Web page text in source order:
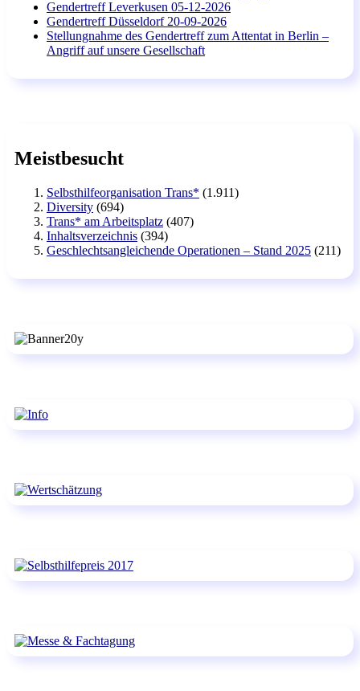
Gendertreff Leverkusen 05-12-2026
Gendertreff Düsseldorf 20-09-2026
Stellungnahme des Gendertreff zum Attentat in Berlin –
Angriff auf unsere Gesellschaft
Meistbesucht
Selbsthilfeorganisation Trans* (1.911)
Diversity (694)
Trans* am Arbeitsplatz (407)
Inhaltsverzeichnis (394)
Geschlechtsangleichende Operationen – Stand 2025 (211)